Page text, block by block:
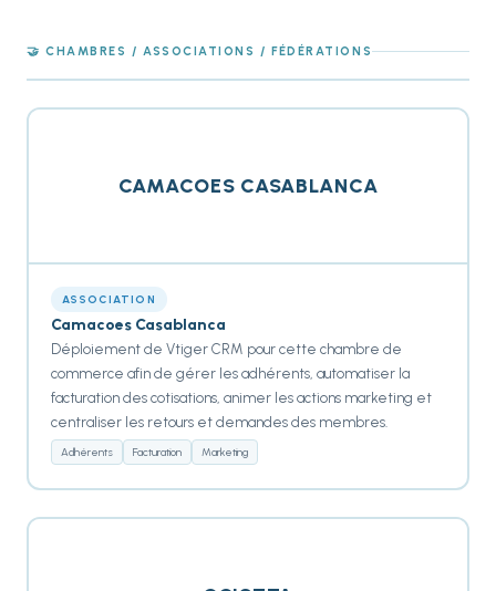
🤝 CHAMBRES / ASSOCIATIONS / FÉDÉRATIONS
CAMACOES CASABLANCA
ASSOCIATION
Camacoes Casablanca
Déploiement de Vtiger CRM pour cette chambre de
commerce afin de gérer les adhérents, automatiser la
facturation des cotisations, animer les actions marketing et
centraliser les retours et demandes des membres.
Adhérents Facturation Marketing